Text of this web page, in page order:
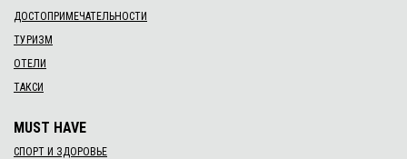
ДОСТОПРИМЕЧАТЕЛЬНОСТИ
ТУРИЗМ
ОТЕЛИ
ТАКСИ
MUST HAVE
СПОРТ И ЗДОРОВЬЕ